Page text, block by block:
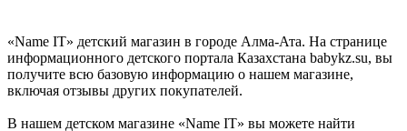
«Name IT» детский магазин в городе Алма-Ата. На странице
информационного детского портала Казахстана babykz.su, вы
получите всю базовую информацию о нашем магазине,
включая отзывы других покупателей.
В нашем детском магазине «Name IT» вы можете найти